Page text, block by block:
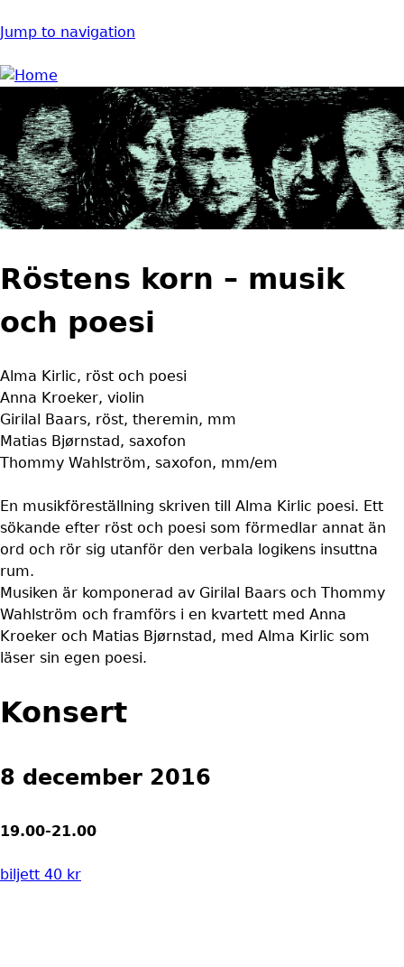
Jump to navigation
Röstens korn – musik
och poesi
Alma Kirlic, röst och poesi
Anna Kroeker, violin
Girilal Baars, röst, theremin, mm
Matias Bjørnstad, saxofon
Thommy Wahlström, saxofon, mm/em
En musikföreställning skriven till Alma Kirlic poesi. Ett
sökande efter röst och poesi som förmedlar annat än
ord och rör sig utanför den verbala logikens insuttna
rum.
Musiken är komponerad av Girilal Baars och Thommy
Wahlström och framförs i en kvartett med Anna
Kroeker och Matias Bjørnstad, med Alma Kirlic som
läser sin egen poesi.
Konsert
8 december 2016
19.00-21.00
biljett 40 kr